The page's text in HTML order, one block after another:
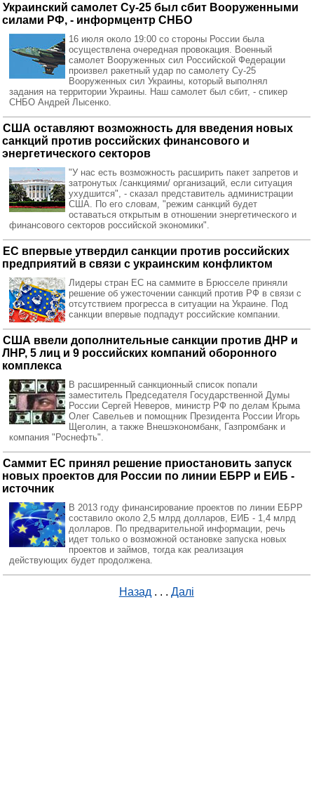
Украинский самолет Су-25 был сбит Вооруженными
силами РФ, - информцентр СНБО
16 июля около 19:00 со стороны России была
осуществлена очередная провокация. Военный
самолет Вооруженных сил Российской Федерации
произвел ракетный удар по самолету Су-25
Вооруженных сил Украины, который выполнял
задания на территории Украины. Наш самолет был сбит, - спикер
СНБО Андрей Лысенко.
США оставляют возможность для введения новых
санкций против российских финансового и
энергетического секторов
"У нас есть возможность расширить пакет запретов и
затронутых /санкциями/ организаций, если ситуация
ухудшится", - сказал представитель администрации
США. По его словам, "режим санкций будет
оставаться открытым в отношении энергетического и
финансового секторов российской экономики".
ЕС впервые утвердил санкции против российских
предприятий в связи с украинским конфликтом
Лидеры стран ЕС на саммите в Брюсселе приняли
решение об ужесточении санкций против РФ в связи с
отсутствием прогресса в ситуации на Украине. Под
санкции впервые подпадут российские компании.
США ввели дополнительные санкции против ДНР и
ЛНР, 5 лиц и 9 российских компаний оборонного
комплекса
В расширенный санкционный список попали
заместитель Председателя Государственной Думы
России Сергей Неверов, министр РФ по делам Крыма
Олег Савельев и помощник Президента России Игорь
Щеголин, а также Внешэкономбанк, Газпромбанк и
компания "Роснефть".
Саммит ЕС принял решение приостановить запуск
новых проектов для России по линии ЕБРР и ЕИБ -
источник
В 2013 году финансирование проектов по линии ЕБРР
составило около 2,5 млрд долларов, ЕИБ - 1,4 млрд
долларов. По предварительной информации, речь
идет только о возможной остановке запуска новых
проектов и займов, тогда как реализация
действующих будет продолжена.
Назад . . . Далі